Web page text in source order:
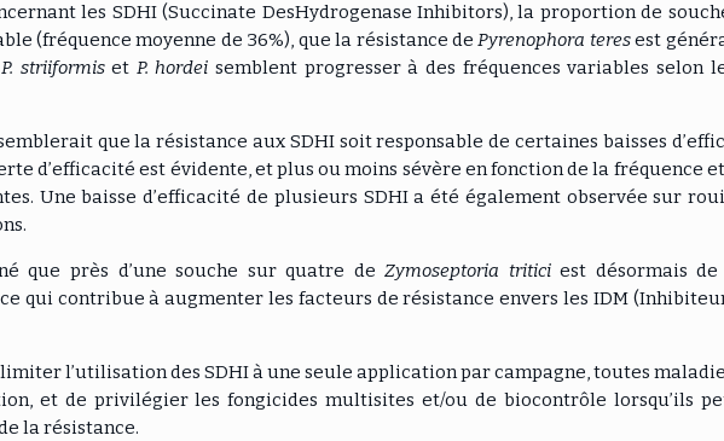
les SDHI (Succinate DesHydrogenase Inhibitors), la proportion de
(fréquence moyenne de 36%), que la résistance dePyrenophora teresest
striiformiset P. hordeisemblent progresser à des fréquences variables selon
que la résistance aux SDHI soit responsable de certaines baisses
d’efficacité est évidente, etplus ou moins sévère en fonction de la fréquence
Une baisse d’efficacité de plusieurs SDHI a été également observée sur
que près d’une souche sur quatre deZymoseptoria triticiest désormais de
qui contribue à augmenter les facteurs de résistance envers les IDM
l’utilisation des SDHI à une seule application par campagne, toutes
et de privilégier les fongicides multisites et/ou de biocontrôle lorsqu’ils
la résistance.